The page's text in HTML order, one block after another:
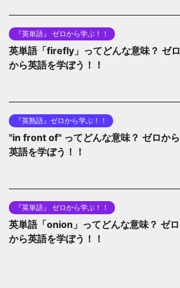
『英単語』 ゼロから学ぶ！！
英単語「firefly」ってどんな意味？ ゼロ
から英語を学ぼう！！
『英熟語』ゼロから学ぶ！！
"in front of" ってどんな意味？ ゼロから
英語を学ぼう！！
『英単語』 ゼロから学ぶ！！
英単語「onion」ってどんな意味？ ゼロ
から英語を学ぼう！！